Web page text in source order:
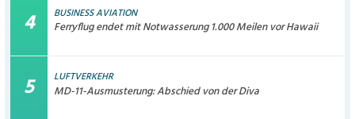
BUSINESS AVIATION
Ferryflug endet mit Notwasserung 1.000 Meilen vor Hawaii
LUFTVERKEHR
MD-11-Ausmusterung: Abschied von der Diva